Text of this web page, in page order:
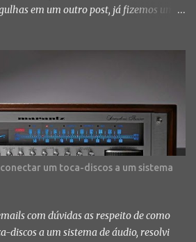
em um outro post, já fizemos um
em algumas partes do vinil.
esses erros de sonoridade é bem
exceções, sua agulha é chegando ao
Kloss Quando isso acontecer...
originais não costumam ser baratas e
vezes, você acaba tendo que optar
é maias barata e mais fácil de ...
um toca-discos a um sistema
com dúvidas as respeito de como
discos a um sistema de áudio, resolvi